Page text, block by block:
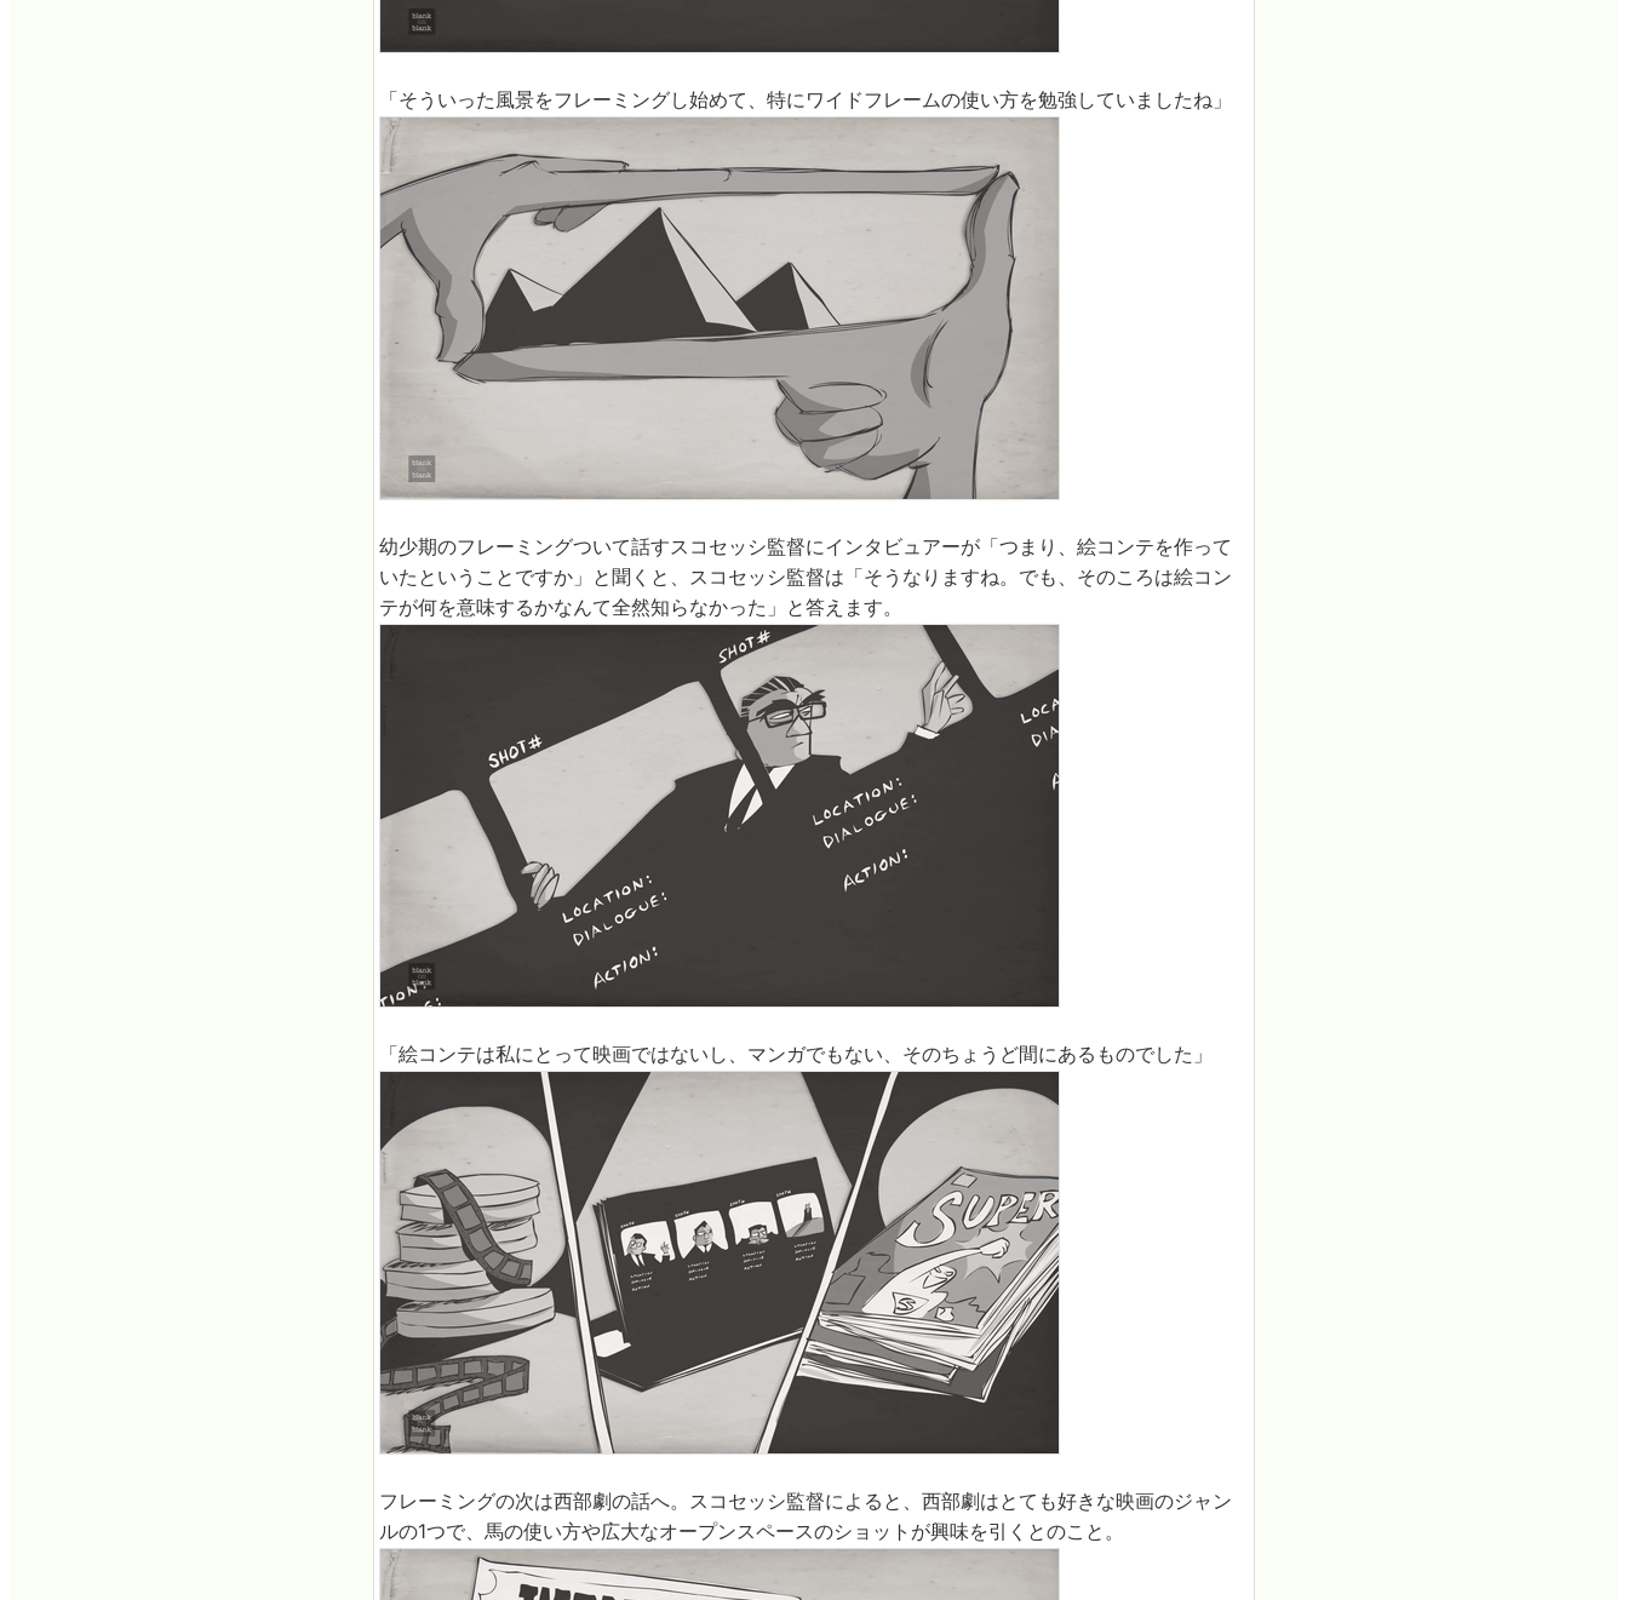
「そういった風景をフレーミングし始めて、特にワイドフレームの使い方を勉強していましたね」
幼少期のフレーミングついて話すスコセッシ監督にインタビュアーが「つまり、絵コンテを作って
いたということですか」と聞くと、スコセッシ監督は「そうなりますね。でも、そのころは絵コン
テが何を意味するかなんて全然知らなかった」と答えます。
「絵コンテは私にとって映画ではないし、マンガでもない、そのちょうど間にあるものでした」
フレーミングの次は西部劇の話へ。スコセッシ監督によると、西部劇はとても好きな映画のジャン
ルの1つで、馬の使い方や広大なオープンスペースのショットが興味を引くとのこと。